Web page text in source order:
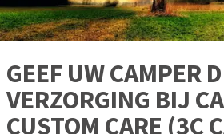
GEEF UW CAMPER
VERZORGING BIJ
CUSTOM CARE (3C